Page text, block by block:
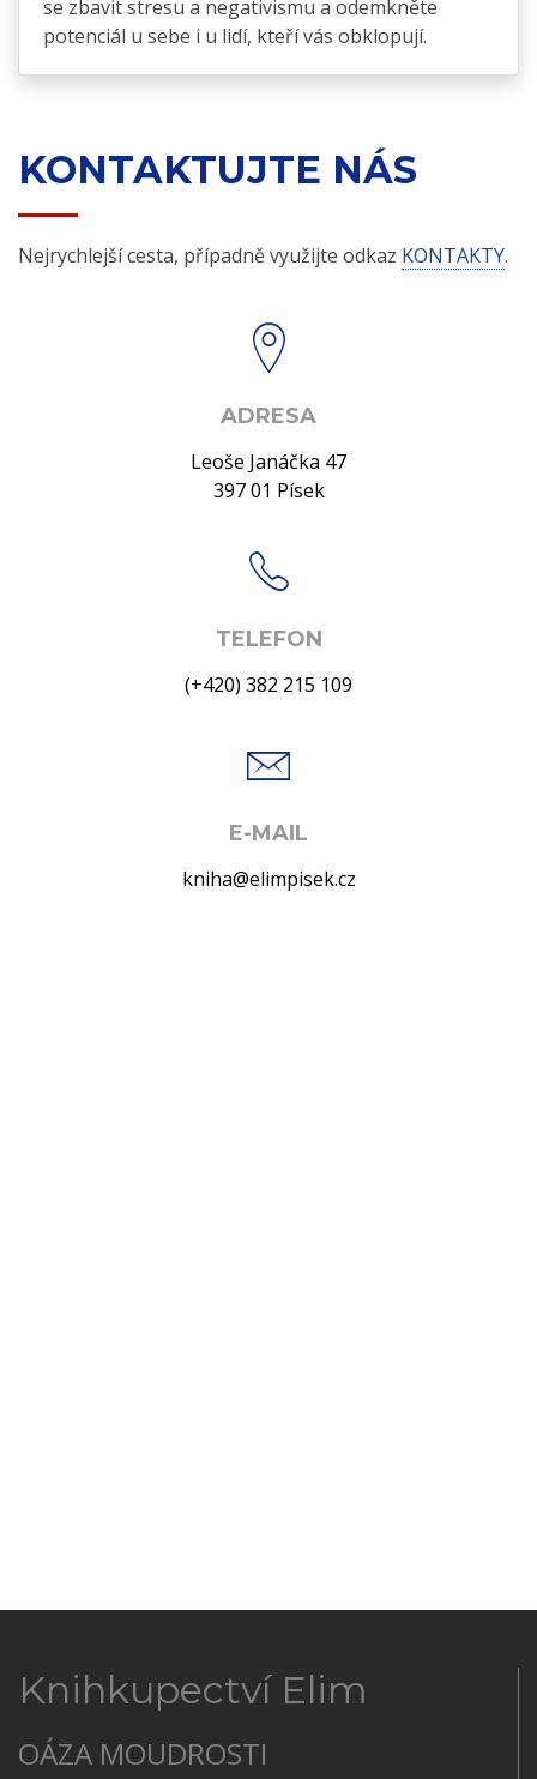
se zbavit stresu a negativismu a odemkněte
potenciál u sebe i u lidí, kteří vás obklopují.
KONTAKTUJTE NÁS
Nejrychlejší cesta, případně využijte odkaz KONTAKTY.
ADRESA
Leoše Janáčka 47
397 01 Písek
TELEFON
(+420) 382 215 109
E-MAIL
kniha@elimpisek.cz
Knihkupectví Elim
OÁZA MOUDROSTI